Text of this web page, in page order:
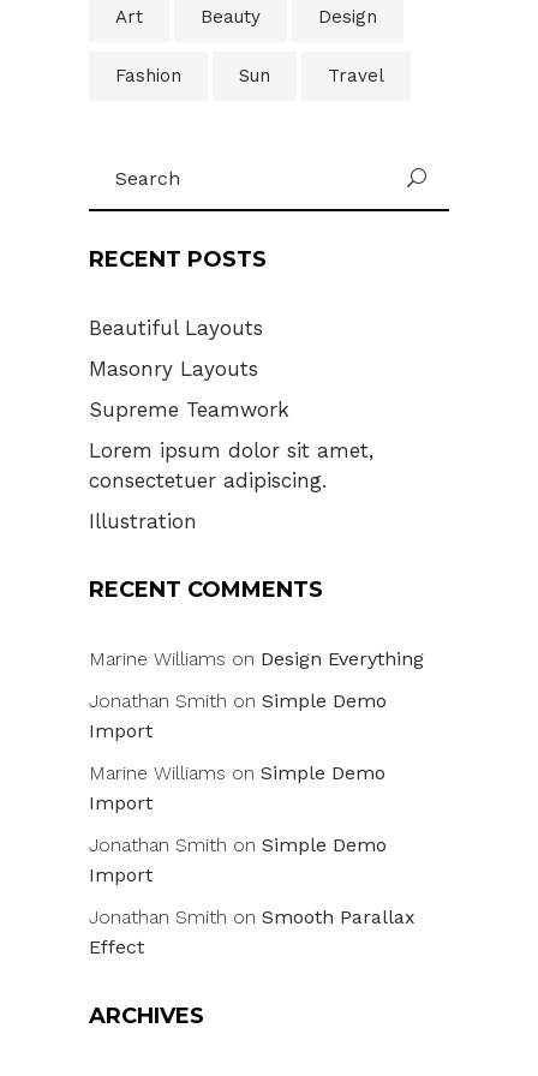
Art Beauty Design
Fashion Sun Travel
for:
U
RECENT POSTS
Beautiful Layouts
Masonry Layouts
Supreme Teamwork
Lorem ipsum dolor sit amet,
consectetuer adipiscing.
Illustration
RECENT COMMENTS
Marine Williams on Design Everything
Jonathan Smith on Simple Demo
Import
Marine Williams on Simple Demo
Import
Jonathan Smith on Simple Demo
Import
Jonathan Smith on Smooth Parallax
Effect
ARCHIVES